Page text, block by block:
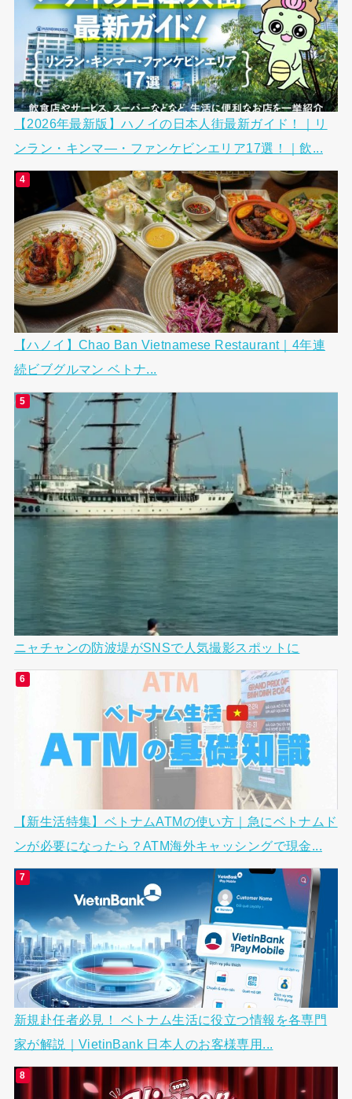
【2026年最新版】ハノイの日本人街最新ガイド！｜リ
ンラン・キンマ―・ファンケビンエリア17選！｜飲...
【ハノイ】Chao Ban Vietnamese Restaurant｜4年連
続ビブグルマン ベトナ...
ニャチャンの防波堤がSNSで人気撮影スポットに
【新生活特集】ベトナムATMの使い方｜急にベトナムド
ンが必要になったら？ATM海外キャッシングで現金...
新規赴任者必見！ ベトナム生活に役立つ情報を各専門
家が解説｜VietinBank 日本人のお客様専用...